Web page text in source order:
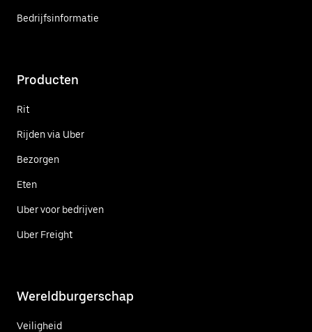
Bedrijfsinformatie
Producten
Rit
Rijden via Uber
Bezorgen
Eten
Uber voor bedrijven
Uber Freight
Wereldburgerschap
Veiligheid